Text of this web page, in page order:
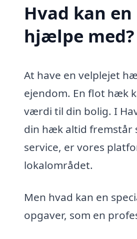
Hvad kan
hjælpe med?
At have en velplejet
ejendom. En flot hæk
værdi til din bolig. I
din hæk altid fremstår
service, er vores
lokalområdet.
Men hvad kan en
opgaver, som en